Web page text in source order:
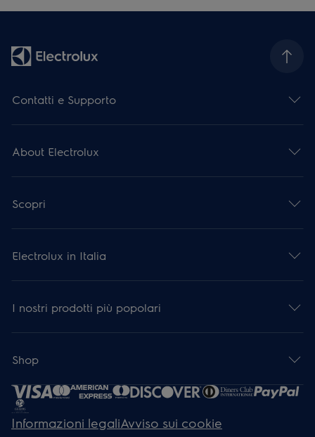
Contatti e Supporto
About Electrolux
Scopri
Electrolux in Italia
I nostri prodotti più popolari
Shop
Informazioni legaliAvviso sui cookie